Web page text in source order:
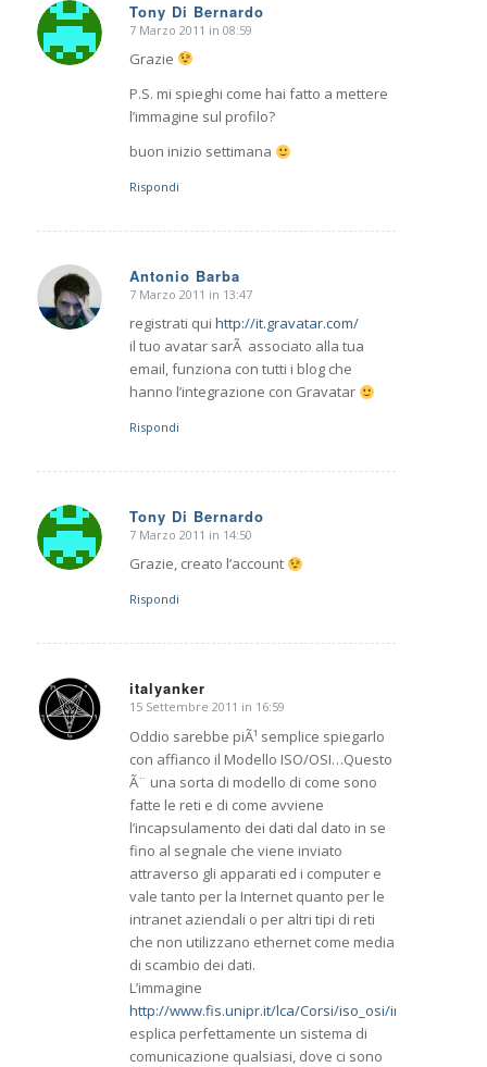
Tony Di Bernardo
dice:
7 Marzo 2011 in 08:59
Grazie
P.S. mi spieghi come hai fatto a mettere
l’immagine sul profilo?
buon inizio settimana
Rispondi
Antonio Barba
dice:
7 Marzo 2011 in 13:47
registrati qui http://it.gravatar.com/
il tuo avatar sarÃ associato alla tua
email, funziona con tutti i blog che
hanno l’integrazione con Gravatar
Rispondi
Tony Di Bernardo
dice:
7 Marzo 2011 in 14:50
Grazie, creato l’account
Rispondi
italyanker
dice:
15 Settembre 2011 in 16:59
Oddio sarebbe piÃ¹ semplice spiegarlo
con affianco il Modello ISO/OSI…Questo
Ã¨ una sorta di modello di come sono
fatte le reti e di come avviene
l’incapsulamento dei dati dal dato in se
fino al segnale che viene inviato
attraverso gli apparati ed i computer e
vale tanto per la Internet quanto per le
intranet aziendali o per altri tipi di reti
che non utilizzano ethernet come media
di scambio dei dati.
L’immagine
http://www.fis.unipr.it/lca/Corsi/iso_osi/images/
esplica perfettamente un sistema di
comunicazione qualsiasi, dove ci sono